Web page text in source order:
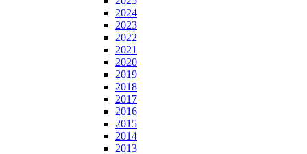
2024
2023
2022
2021
2020
2019
2018
2017
2016
2015
2014
2013